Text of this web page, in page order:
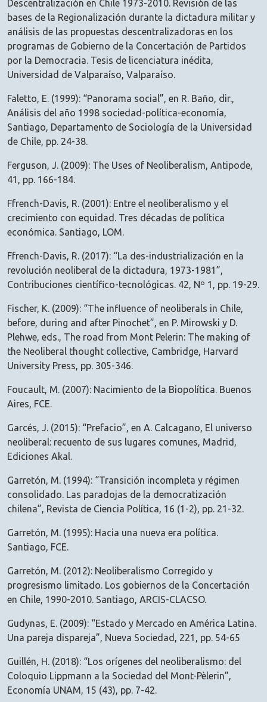
Descentralización en Chile 1973-2010. Revisión de las
bases de la Regionalización durante la dictadura militar y
análisis de las propuestas descentralizadoras en los
programas de Gobierno de la Concertación de Partidos
por la Democracia. Tesis de licenciatura inédita,
Universidad de Valparaíso, Valparaíso.
Faletto, E. (1999): “Panorama social”, en R. Baño, dir.,
Análisis del año 1998 sociedad-política-economía,
Santiago, Departamento de Sociología de la Universidad
de Chile, pp. 24-38.
Ferguson, J. (2009): The Uses of Neoliberalism, Antipode,
41, pp. 166-184.
Ffrench-Davis, R. (2001): Entre el neoliberalismo y el
crecimiento con equidad. Tres décadas de política
económica. Santiago, LOM.
Ffrench-Davis, R. (2017): “La des-industrialización en la
revolución neoliberal de la dictadura, 1973-1981”,
Contribuciones científico-tecnológicas. 42, Nº 1, pp. 19-29.
Fischer, K. (2009): “The influence of neoliberals in Chile,
before, during and after Pinochet”, en P. Mirowski y D.
Plehwe, eds., The road from Mont Pelerin: The making of
the Neoliberal thought collective, Cambridge, Harvard
University Press, pp. 305-346.
Foucault, M. (2007): Nacimiento de la Biopolítica. Buenos
Aires, FCE.
Garcés, J. (2015): “Prefacio”, en A. Calcagano, El universo
neoliberal: recuento de sus lugares comunes, Madrid,
Ediciones Akal.
Garretón, M. (1994): “Transición incompleta y régimen
consolidado. Las paradojas de la democratización
chilena”, Revista de Ciencia Política, 16 (1-2), pp. 21-32.
Garretón, M. (1995): Hacia una nueva era política.
Santiago, FCE.
Garretón, M. (2012): Neoliberalismo Corregido y
progresismo limitado. Los gobiernos de la Concertación
en Chile, 1990-2010. Santiago, ARCIS-CLACSO.
Gudynas, E. (2009): “Estado y Mercado en América Latina.
Una pareja dispareja”, Nueva Sociedad, 221, pp. 54-65
Guillén, H. (2018): “Los orígenes del neoliberalismo: del
Coloquio Lippmann a la Sociedad del Mont-Pèlerin”,
Economía UNAM, 15 (43), pp. 7-42.